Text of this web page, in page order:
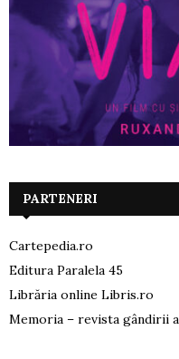
PARTENERI
Cartepedia.ro
Editura Paralela 45
Librăria online Libris.ro
Memoria – revista gândirii